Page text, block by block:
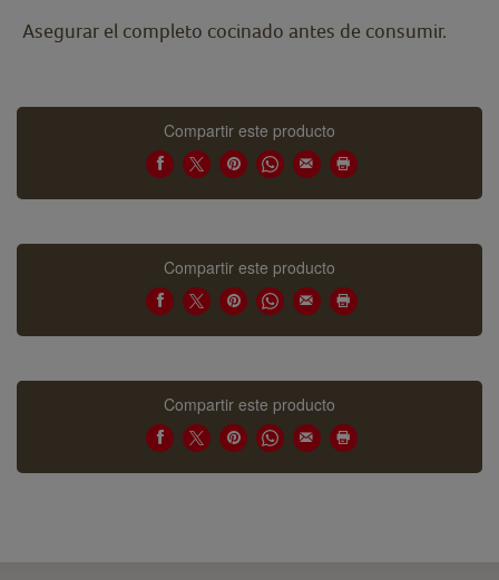
Asegurar el completo cocinado antes de consumir.
Compartir este producto
Compartir este producto
Compartir este producto